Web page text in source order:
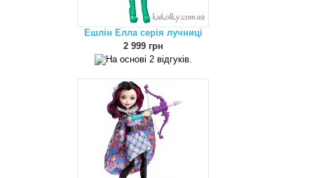
Ешлін Елла серія лучниці
2 999 грн